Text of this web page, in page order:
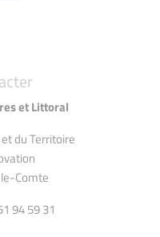
et Littoral
du Territoire
Comte
94 59 31